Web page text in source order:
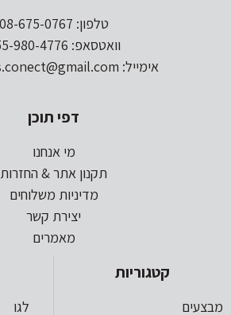
טלפון: 08-675-0767
וואטסאפ: 055-980-4776
אימייל: dubitoys.conect@gmail.com
דפי תוכן
מי אנחנו
תקנון אתר & החזרות
מדיניות משלוחים
יצירת קשר
מאמרים
קטגוריות
מבצעים לגו